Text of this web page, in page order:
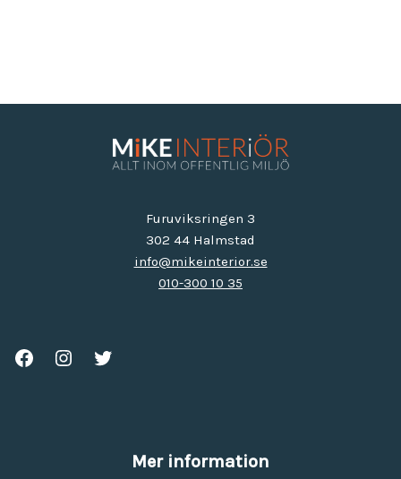
Furuviksringen 3
302 44 Halmstad
info@mikeinterior.se
010-300 10 35
Mer information